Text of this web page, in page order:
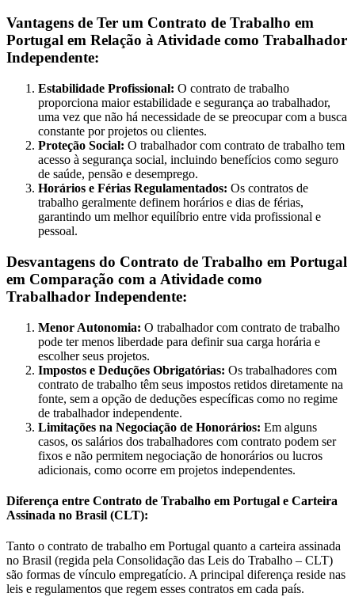
Vantagens de Ter um Contrato de Trabalho em
Portugal em Relação à Atividade como Trabalhador
Independente:
Estabilidade Profissional: O contrato de trabalho
proporciona maior estabilidade e segurança ao trabalhador,
uma vez que não há necessidade de se preocupar com a busca
constante por projetos ou clientes.
Proteção Social: O trabalhador com contrato de trabalho tem
acesso à segurança social, incluindo benefícios como seguro
de saúde, pensão e desemprego.
Horários e Férias Regulamentados: Os contratos de
trabalho geralmente definem horários e dias de férias,
garantindo um melhor equilíbrio entre vida profissional e
pessoal.
Desvantagens do Contrato de Trabalho em Portugal
em Comparação com a Atividade como
Trabalhador Independente:
Menor Autonomia: O trabalhador com contrato de trabalho
pode ter menos liberdade para definir sua carga horária e
escolher seus projetos.
Impostos e Deduções Obrigatórias: Os trabalhadores com
contrato de trabalho têm seus impostos retidos diretamente na
fonte, sem a opção de deduções específicas como no regime
de trabalhador independente.
Limitações na Negociação de Honorários: Em alguns
casos, os salários dos trabalhadores com contrato podem ser
fixos e não permitem negociação de honorários ou lucros
adicionais, como ocorre em projetos independentes.
Diferença entre Contrato de Trabalho em Portugal e Carteira
Assinada no Brasil (CLT):
Tanto o contrato de trabalho em Portugal quanto a carteira assinada
no Brasil (regida pela Consolidação das Leis do Trabalho – CLT)
são formas de vínculo empregatício. A principal diferença reside nas
leis e regulamentos que regem esses contratos em cada país.